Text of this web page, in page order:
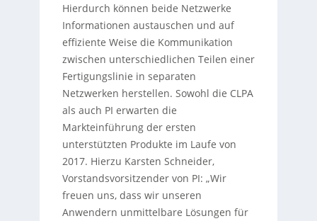
Hierdurch können beide Netzwerke
Informationen austauschen und auf
effiziente Weise die Kommunikation
zwischen unterschiedlichen Teilen einer
Fertigungslinie in separaten
Netzwerken herstellen. Sowohl die CLPA
als auch PI erwarten die
Markteinführung der ersten
unterstützten Produkte im Laufe von
2017. Hierzu Karsten Schneider,
Vorstandsvorsitzender von PI: „Wir
freuen uns, dass wir unseren
Anwendern unmittelbare Lösungen für